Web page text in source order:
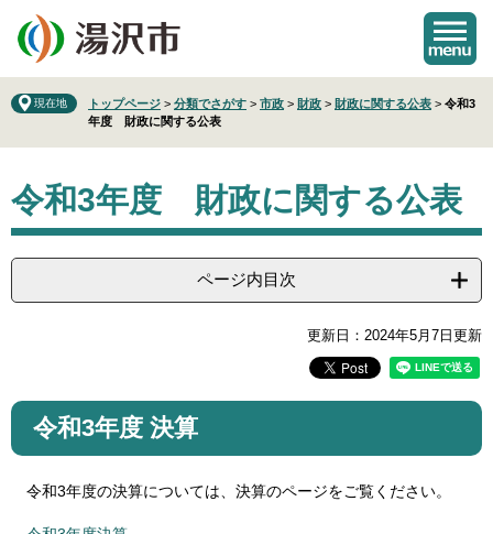
の
先
で
。
ー
を
ば
て
へ
現在地 トップページ > 分類でさがす > 市政 > 財政 > 財政に関する公表 > 令和3
年度 財政に関する公表
文
令和3年度 財政に関する公表
ページ内目次
更新日：2024年5月7日更新
令和3年度 決算
令和3年度の決算については、決算のページをご覧ください。